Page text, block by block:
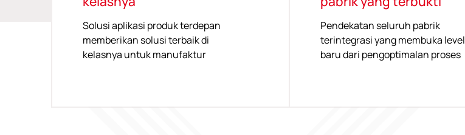
Solusi aplikasi produk terdepan
memberikan solusi terbaik di
kelasnya untuk manufaktur
Pendekatan seluruh pabrik
terintegrasi yang membuka level
baru dari pengoptimalan proses